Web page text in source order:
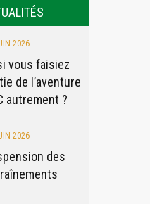
2026
vous faisiez
de l’aventure
autrement ?
2026
des